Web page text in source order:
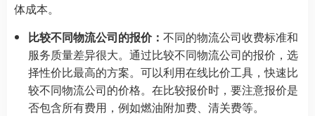
体成本。
比较不同物流公司的报价： 不同的物流公司收费标准和
服务质量差异很大。通过比较不同物流公司的报价，选
择性价比最高的方案。可以利用在线比价工具，快速比
较不同物流公司的价格。在比较报价时，要注意报价是
否包含所有费用，例如燃油附加费、清关费等。